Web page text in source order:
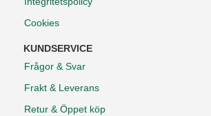
Cookies
KUNDSERVICE
Frågor & Svar
Frakt & Leverans
Retur & Öppet köp